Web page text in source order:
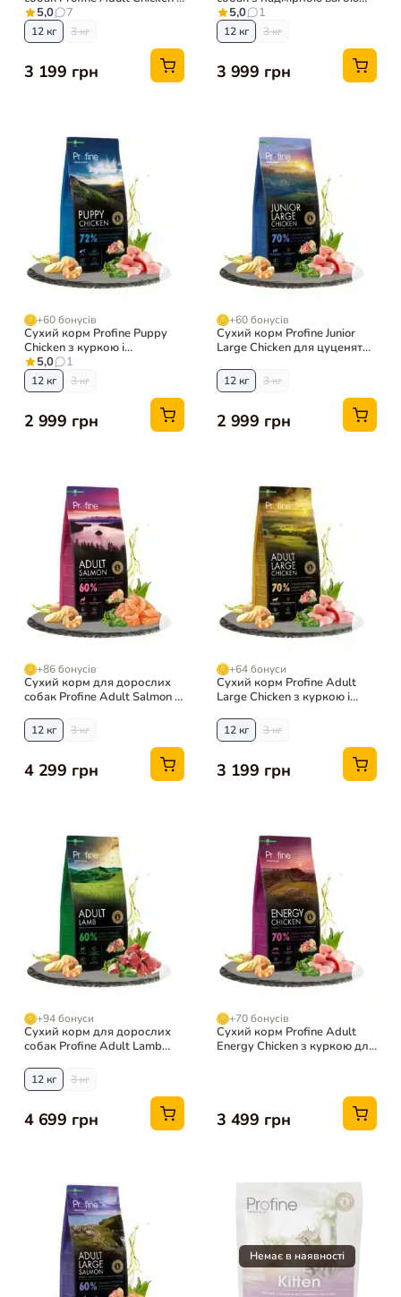
куркою і картоплею
5,0 7
12 кг 3 кг
3 199 грн
Profine Light Lamb
гіпоалергенний з ягням і
картоплею
5,0 1
12 кг 3 кг
3 999 грн
+60 бонусів
Сухий корм Profine Puppy
Chicken з куркою і
картоплею для цуценят
5,0 1
12 кг 3 кг
2 999 грн
+60 бонусів
Сухий корм Profine Junior
Large Chicken для цуценят
картоплею
12 кг 3 кг
2 999 грн
+86 бонусів
Сухий корм для дорослих
собак Profine Adult Salmon з
12 кг 3 кг
4 299 грн
+64 бонуси
Сухий корм Profine Adult
Large Chicken з куркою і
собак
12 кг 3 кг
3 199 грн
+94 бонуси
Сухий корм для дорослих
собак Profine Adult Lamb
картоплею
12 кг 3 кг
4 699 грн
+70 бонусів
Сухий корм Profine Adult
Energy Chicken з куркою для
3 499 грн